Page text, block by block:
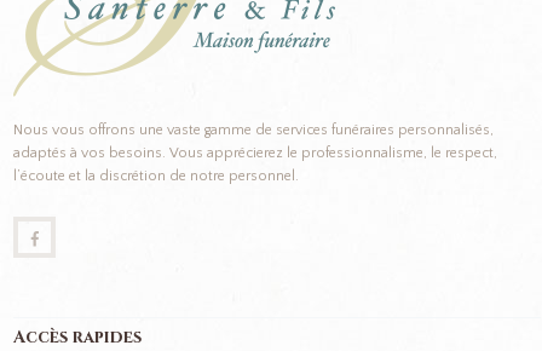
Nous vous offrons une vaste gamme de services funéraires personnalisés,
adaptés à vos besoins. Vous apprécierez le professionnalisme, le respect,
l’écoute et la discrétion de notre personnel.
Accès rapides